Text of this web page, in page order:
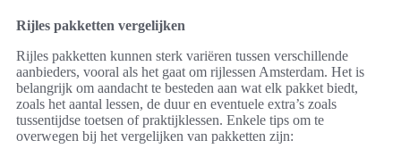
Rijles pakketten vergelijken
Rijles pakketten kunnen sterk variëren tussen verschillende
aanbieders, vooral als het gaat om rijlessen Amsterdam. Het is
belangrijk om aandacht te besteden aan wat elk pakket biedt,
zoals het aantal lessen, de duur en eventuele extra’s zoals
tussentijdse toetsen of praktijklessen. Enkele tips om te
overwegen bij het vergelijken van pakketten zijn: